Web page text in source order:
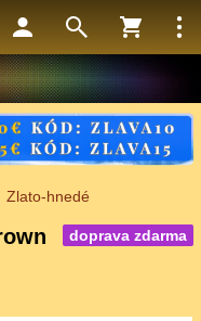
Zlato-hnedé
doprava zdarma